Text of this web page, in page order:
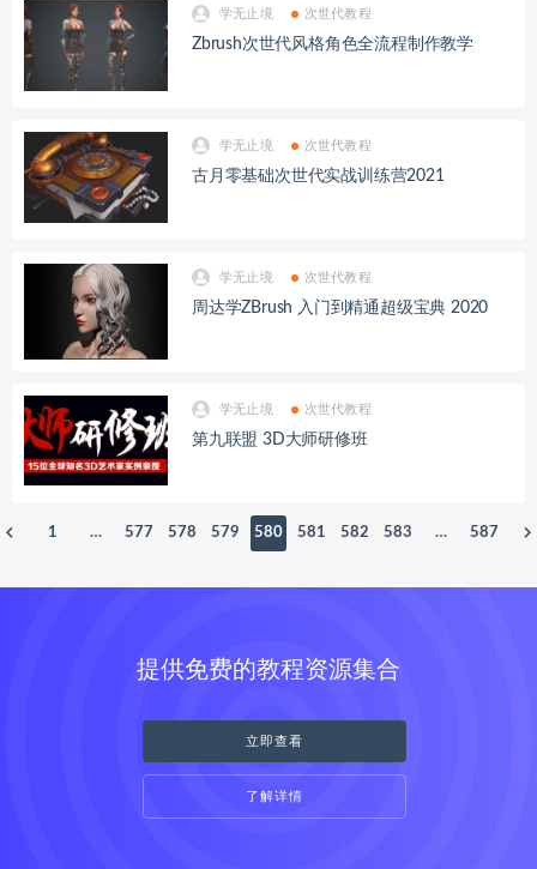
学无止境 次世代教程
Zbrush次世代风格角色全流程制作教学
学无止境 次世代教程
古月零基础次世代实战训练营2021
学无止境 次世代教程
周达学ZBrush 入门到精通超级宝典 2020
学无止境 次世代教程
第九联盟 3D大师研修班
1 … 577 578 579 580 581 582 583 … 587
提供免费的教程资源集合
立即查看
了解详情